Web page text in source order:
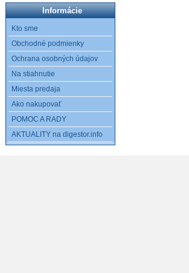
Informácie
Kto sme
Obchodné podmienky
Ochrana osobných údajov
Na stiahnutie
Miesta predaja
Ako nakupovať
POMOC A RADY
AKTUALITY na digestor.info